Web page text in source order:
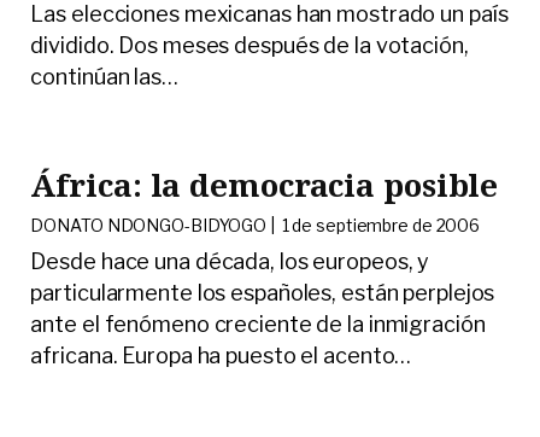
Las elecciones mexicanas han mostrado un país
dividido. Dos meses después de la votación,
continúan las…
África: la democracia posible
DONATO NDONGO-BIDYOGO | 1 de septiembre de 2006
Desde hace una década, los europeos, y
particularmente los españoles, están perplejos
ante el fenómeno creciente de la inmigración
africana. Europa ha puesto el acento…